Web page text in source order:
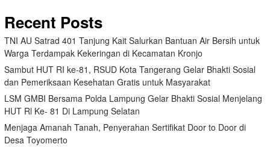
Recent Posts
TNI AU Satrad 401 Tanjung Kait Salurkan Bantuan Air Bersih untuk
Warga Terdampak Kekeringan di Kecamatan Kronjo
Sambut HUT RI ke-81, RSUD Kota Tangerang Gelar Bhakti Sosial
dan Pemeriksaan Kesehatan Gratis untuk Masyarakat
LSM GMBI Bersama Polda Lampung Gelar Bhakti Sosial Menjelang
HUT Rl Ke- 81 Di Lampung Selatan
Menjaga Amanah Tanah, Penyerahan Sertifikat Door to Door di
Desa Toyomerto